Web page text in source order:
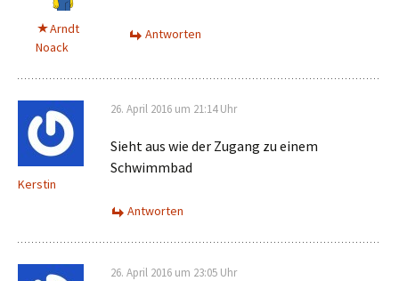
Arndt
Noack
Antworten
Kerstin
26. April 2016 um 21:14 Uhr
Sieht aus wie der Zugang zu einem
Schwimmbad
Antworten
26. April 2016 um 23:05 Uhr